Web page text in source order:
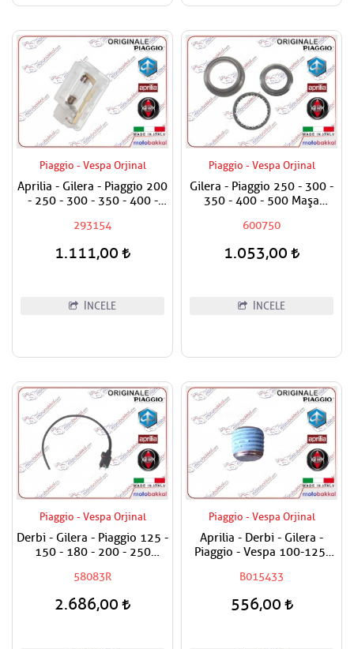
Piaggio - Vespa Orjinal
Aprilia - Gilera - Piaggio 200
- 250 - 300 - 350 - 400 -
293154
1.111,00
İNCELE
Piaggio - Vespa Orjinal
Gilera - Piaggio 250 - 300 -
350 - 400 - 500 Maşa
Rulman Set Üst
600750
1.053,00
İNCELE
Piaggio - Vespa Orjinal
Derbi - Gilera - Piaggio 125 -
150 - 180 - 200 - 250
58083R
2.686,00
Piaggio - Vespa Orjinal
Aprilia - Derbi - Gilera -
Piaggio - Vespa 100-125-
500-800-850 Karter Tapası
B015433
556,00